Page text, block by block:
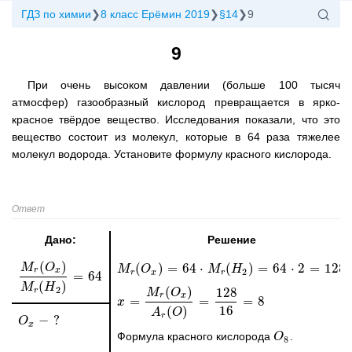
ГДЗ по химии 8 класс Ерёмин 2019 §14 9
9
При очень высоком давлении (больше 100 тысяч
атмосфер) газообразный кислород превращается в ярко-
красное твёрдое вещество. Исследования показали, что это
вещество состоит из молекул, которые в 64 раза тяжелее
молекул водорода. Установите формулу красного кислорода.
Ответ
Дано: Решение
Mr (Ox )
Mr(H2)
= 64
Mr(Ox)Mr H2 )=64
Mr (Ox ) = 64 ⋅ Mr (H2 ) = 64 ⋅ 2 = 128
Mr(Ox)= 64⋅Mr(H 2 )=64⋅2=128
x =
Mr (Ox)
Ar (O)
=
128
16
= 8
x= Mr (Ox)Ar(O)= 12816=8
Формула красного кислорода O8
O8.
Ox − ?
Ox- ?